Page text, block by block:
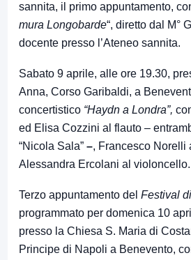
sannita, il primo appuntamento,
mura Longobarde“, diretto dal M°
docente presso l’Ateneo sannita.
Sabato 9 aprile, alle ore 19.30,
Anna, Corso Garibaldi, a
concertistico “Haydn a Londra”,
ed Elisa Cozzini al flauto –
“Nicola Sala” –, Francesco Norelli
Alessandra Ercolani al violoncello.
Terzo appuntamento del Festival
programmato per domenica 10
presso la Chiesa S. Maria di
Principe di Napoli a Benevento,